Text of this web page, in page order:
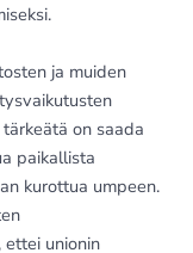
ja muiden
on saada
paikallista
kurottua umpeen.
ettei unionin